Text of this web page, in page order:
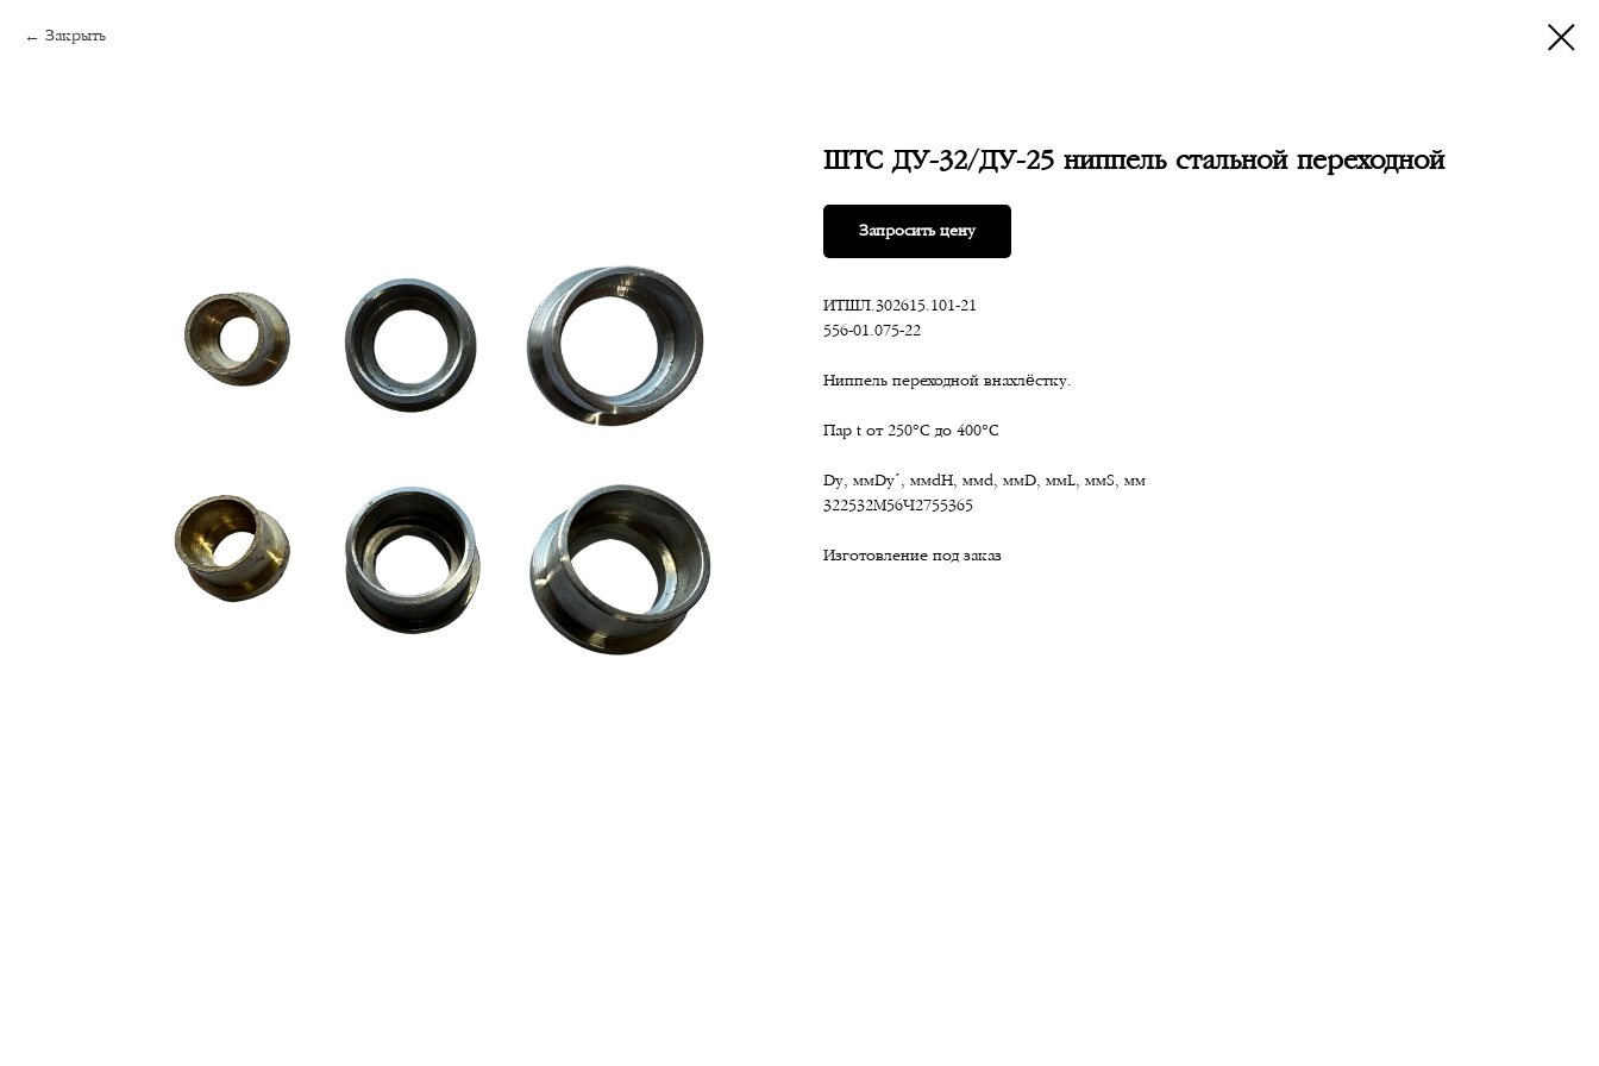
Закрыть
ШТС ДУ-32/ДУ-25 ниппель стальной переходной
Запросить цену
ИТШЛ.302615.101-21
556-01.075-22
Ниппель переходной внахлёстку.
Пар t от 250°С до 400°С
Dу, ммDуˊ, ммdH, ммd, ммD, ммL, ммS, мм
322532M56×2755365
Изготовление под заказ